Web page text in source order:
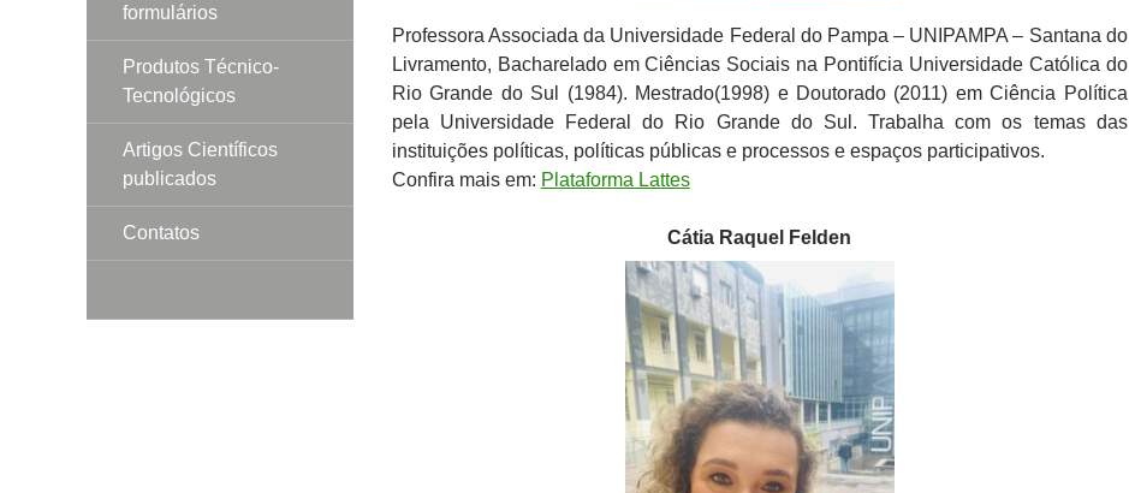
Professora Associada da Universidade Federal do Pampa – UNIPAMPA – Santana do
Livramento, Bacharelado em Ciências Sociais na Pontifícia Universidade Católica do
Rio Grande do Sul (1984). Mestrado(1998) e Doutorado (2011) em Ciência Política
pela Universidade Federal do Rio Grande do Sul. Trabalha com os temas das
instituições políticas, políticas públicas e processos e espaços participativos.
Confira mais em: Plataforma Lattes
Cátia Raquel Felden
formulários
Produtos Técnico-
Tecnológicos
Artigos Científicos
publicados
Contatos